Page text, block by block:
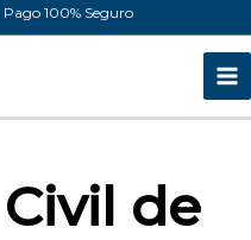
Pago 100% Seguro
de